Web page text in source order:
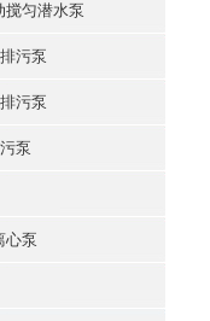
搅匀潜水泵
污泵
污泵
泵
心泵